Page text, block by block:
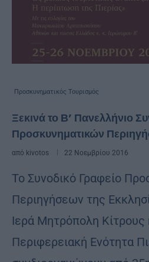
Προσκυνηματικός Τουρισμός
Ξεκινά το Β’ Πανελλήνιο
Προσκυνηματικών
από kivotos 22 Νοεμβρίου 2016
Το Συνοδικό Γραφείο
Περιηγήσεων της
Ιερά Μητρόπολη Κίτρους
Περιφερειακή Ενότητα